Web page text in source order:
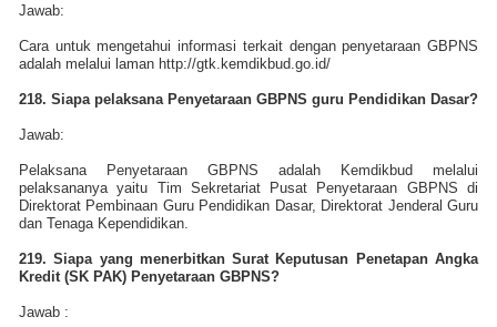
Jawab:
Cara untuk mengetahui informasi terkait dengan penyetaraan GBPNS
adalah melalui laman http://gtk.kemdikbud.go.id/
218. Siapa pelaksana Penyetaraan GBPNS guru Pendidikan Dasar?
Jawab:
Pelaksana Penyetaraan GBPNS adalah Kemdikbud melalui
pelaksananya yaitu Tim Sekretariat Pusat Penyetaraan GBPNS di
Direktorat Pembinaan Guru Pendidikan Dasar, Direktorat Jenderal Guru
dan Tenaga Kependidikan.
219. Siapa yang menerbitkan Surat Keputusan Penetapan Angka
Kredit (SK PAK) Penyetaraan GBPNS?
Jawab :